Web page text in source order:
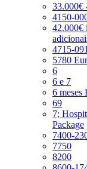
33.000€
4150-
42.000€
4715-
5780
6
6 e 7
6 meses
69
7;
Package
7400-
7750
8200